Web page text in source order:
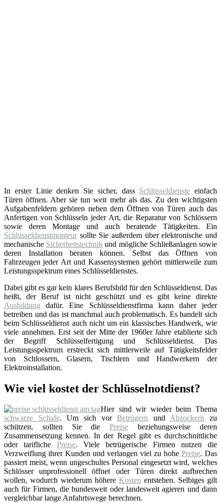
In erster Linie denken Sie sicher, dass Schlüsseldienste einfach
Türen öffnen. Aber sie tun weit mehr als das. Zu den wichtigsten
Aufgabenfeldern gehören neben dem Öffnen von Türen auch das
Anfertigen von Schlüsseln jeder Art, die Reparatur von Schlössern
sowie deren Montage und auch beratende Tätigkeiten. Ein
Schlüsseldienstmonteur sollte Sie außerdem über elektronische und
mechanische Sicherheitstechnik und mögliche Schließanlagen sowie
deren Installation beraten können. Selbst das Öffnen von
Fahrzeugen jeder Art und Kassensystemen gehört mittlerweile zum
Leistungsspektrum eines Schlüsseldienstes.
Dabei gibt es gar kein klares Berufsbild für den Schlüsseldienst. Das
heißt, der Beruf ist nicht geschützt und es gibt keine direkte
Ausbildung dafür. Eine Schlüsseldienstfirma kann daher jeder
betreiben und das ist manchmal auch problematisch. Es handelt sich
beim Schlüsseldienst auch nicht um ein klassisches Handwerk, wie
viele annehmen. Erst seit der Mitte der 1960er Jahre etablierte sich
der Begriff Schlüsselfertigung und Schlüsseldienst. Das
Leistungsspektrum erstreckt sich mittlerweile auf Tätigkeitsfelder
von Schlossern, Glasern, Tischlern und Handwerkern der
Elektroinstallation.
Wie viel kostet der Schlüsselnotdienst?
Hier sind wir wieder beim Thema
schwarze Schafe. Um sich vorBetrügern undAbzockern zu
schützen, sollten Sie diePreise beziehungsweise deren
Zusammensetzung kennen. In der Regel gibt es durchschnittliche
oder tarifliche Preise. Viele betrügerische Firmen nutzen die
Verzweiflung ihrer Kunden und verlangen viel zu hohe Preise. Das
passiert meist, wenn ungeschultes Personal eingesetzt wird, welches
Schlösser unprofessionell öffnet oder Türen direkt aufbrechen
wollen, wodurch wiederum höhere Kosten entstehen. Selbiges gilt
auch für Firmen, die bundesweit oder landesweit agieren und dann
vergleichbar lange Anfahrtswege berechnen.